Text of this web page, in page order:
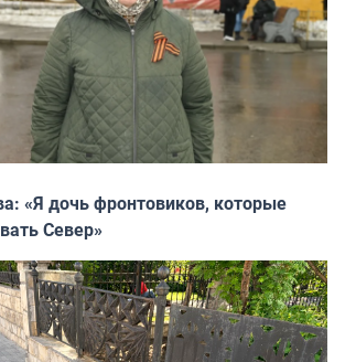
«Я дочь фронтовиков, которые
Север»